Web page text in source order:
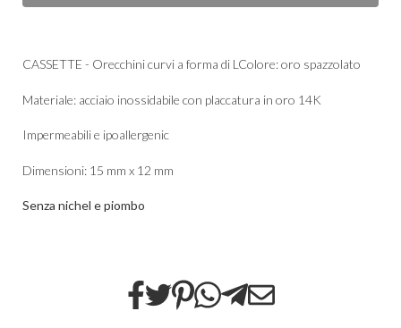
CASSETTE - Orecchini curvi a forma di LColore: oro spazzolato
Materiale: acciaio inossidabile con placcatura in oro 14K
Impermeabili e ipoallergenic
Dimensioni: 15 mm x 12 mm
Senza nichel e piombo